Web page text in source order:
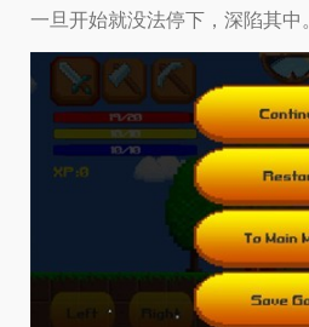
一旦开始就没法停下，深陷其中。